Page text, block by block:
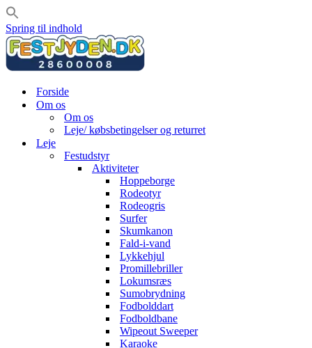
Spring til indhold
Forside
Om os
Om os
Leje/ købsbetingelser og returret
Leje
Festudstyr
Aktiviteter
Hoppeborge
Rodeotyr
Rodeogris
Surfer
Skumkanon
Fald-i-vand
Lykkehjul
Promillebriller
Lokumsræs
Sumobrydning
Fodbolddart
Fodboldbane
Wipeout Sweeper
Karaoke